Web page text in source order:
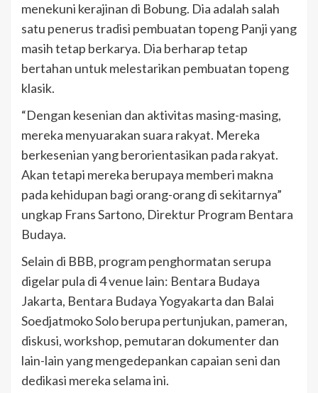
menekuni kerajinan di Bobung. Dia adalah salah
satu penerus tradisi pembuatan topeng Panji yang
masih tetap berkarya. Dia berharap tetap
bertahan untuk melestarikan pembuatan topeng
klasik.
“Dengan kesenian dan aktivitas masing-masing,
mereka menyuarakan suara rakyat. Mereka
berkesenian yang berorientasikan pada rakyat.
Akan tetapi mereka berupaya memberi makna
pada kehidupan bagi orang-orang di sekitarnya”
ungkap Frans Sartono, Direktur Program Bentara
Budaya.
Selain di BBB, program penghormatan serupa
digelar pula di 4 venue lain: Bentara Budaya
Jakarta, Bentara Budaya Yogyakarta dan Balai
Soedjatmoko Solo berupa pertunjukan, pameran,
diskusi, workshop, pemutaran dokumenter dan
lain-lain yang mengedepankan capaian seni dan
dedikasi mereka selama ini.